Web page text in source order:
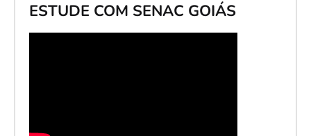
ESTUDE COM SENAC GOIÁS